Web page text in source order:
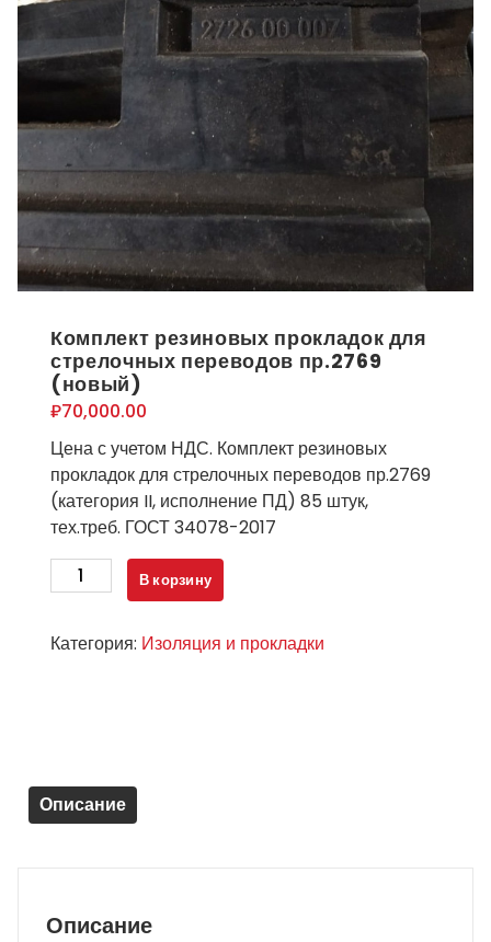
Комплект резиновых прокладок для
стрелочных переводов пр.2769
(новый)
₽70,000.00
Цена с учетом НДС. Комплект резиновых
прокладок для стрелочных переводов пр.2769
(категория II, исполнение ПД) 85 штук,
тех.треб. ГОСТ 34078-2017
Количество
товара
резиновых
пр.2769
(новый)
В корзину
Категория: Изоляция и прокладки
Описание
Описание